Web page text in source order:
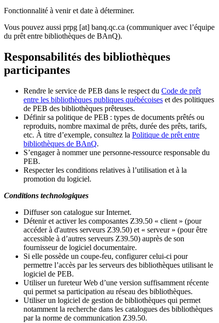
Fonctionnalité à venir et date à déterminer.
Vous pouvez aussi prpg [at] banq.qc.ca (communiquer avec l’équipe
du prêt entre bibliothèques de BAnQ).
Responsabilités des bibliothèques
participantes
Rendre le service de PEB dans le respect du Code de prêt
entre les bibliothèques publiques québécoises et des politiques
de PEB des bibliothèques prêteuses.
Définir sa politique de PEB : types de documents prêtés ou
reproduits, nombre maximal de prêts, durée des prêts, tarifs,
etc. À titre d’exemple, consultez la Politique de prêt entre
bibliothèques de BAnQ.
S’engager à nommer une personne-ressource responsable du
PEB.
Respecter les conditions relatives à l’utilisation et à la
promotion du logiciel.
Conditions technologiques
Diffuser son catalogue sur Internet.
Détenir et activer les composantes Z39.50 « client » (pour
accéder à d'autres serveurs Z39.50) et « serveur » (pour être
accessible à d’autres serveurs Z39.50) auprès de son
fournisseur de logiciel documentaire.
Si elle possède un coupe-feu, configurer celui-ci pour
permettre l’accès par les serveurs des bibliothèques utilisant le
logiciel de PEB.
Utiliser un fureteur Web d’une version suffisamment récente
qui permet sa participation au réseau des bibliothèques.
Utiliser un logiciel de gestion de bibliothèques qui permet
notamment la recherche dans les catalogues des bibliothèques
par la norme de communication Z39.50.